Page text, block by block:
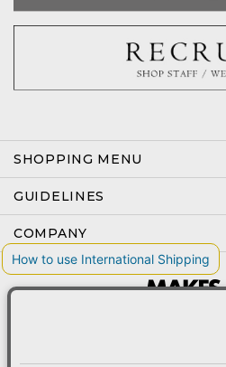
SHOPPING MENU
GUIDELINES
COMPANY